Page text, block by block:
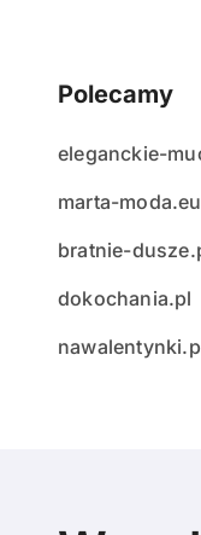
Polecamy
eleganckie-
marta-moda.eu
bratnie-
dokochania.pl